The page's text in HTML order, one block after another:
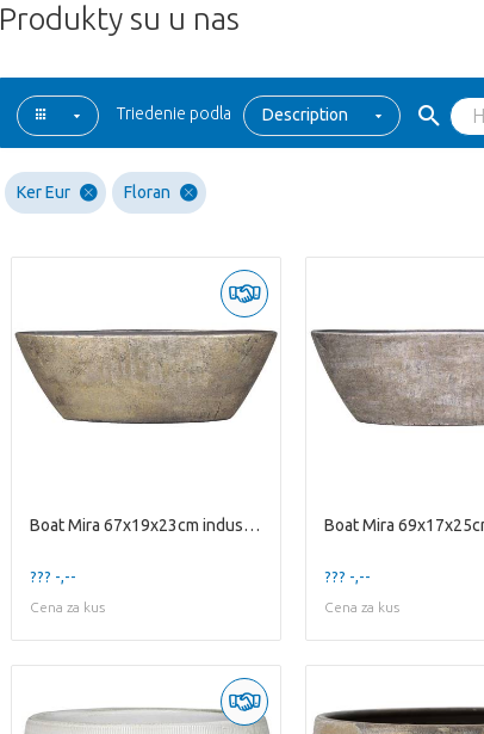
Produkty su u nas
Triedenie podla Description
Ker Eur Floran
Boat Mira 67x19x23cm industrial gold
??? -,--
Cena za kus
??? -,--
Cena za kus